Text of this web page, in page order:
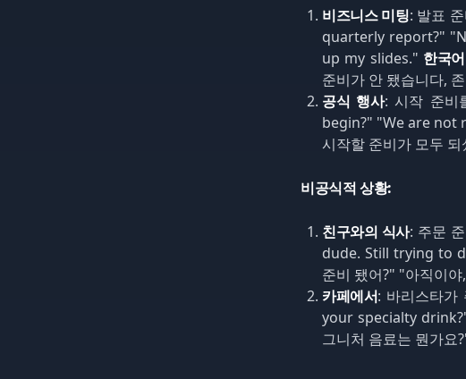
비즈니스 미팅: 발표
quarterly report?"
up my slides." 한국
준비가 안 됐습니다,
공식 행사: 시작 준비
begin?" "We are not
시작할 준비가 모두
비공식적 상황:
친구와의 식사: 주문
dude. Still trying to
준비 됐어?" "아직이
카페에서: 바리스타가
your specialty
그니처 음료는 뭔가요